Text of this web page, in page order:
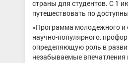
страны для студентов. С 1
путешествовать по
«Программа молодежного и
научно-популярного,
определяющую роль в
незабываемые